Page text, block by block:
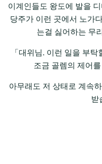
이계인들도 왕도에 발을
당주가 이런 곳에서 노가
는걸 싫어하는 무
「대위님. 이런 일을 부
조금 골렘의 제어
아무래도 저 상태로 계속
받